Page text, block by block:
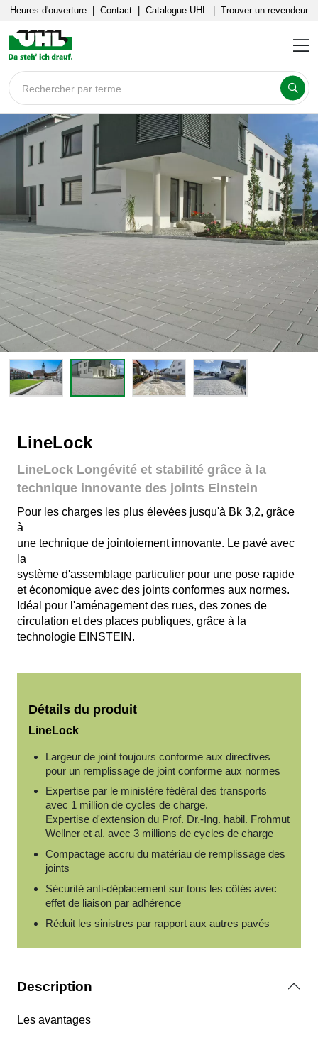
Heures d'ouverture Contact Catalogue UHL Trouver un revendeur
Rechercher par terme
LineLock
LineLock Longévité et stabilité grâce à la
technique innovante des joints Einstein
Pour les charges les plus élevées jusqu'à Bk 3,2, grâce
à
une technique de jointoiement innovante. Le pavé avec
la
système d'assemblage particulier pour une pose rapide
et économique avec des joints conformes aux normes.
Idéal pour l'aménagement des rues, des zones de
circulation et des places publiques, grâce à la
technologie EINSTEIN.
Détails du produit
LineLock
Largeur de joint toujours conforme aux directives
pour un remplissage de joint conforme aux normes
Expertise par le ministère fédéral des transports
avec 1 million de cycles de charge.
Expertise d'extension du Prof. Dr.-Ing. habil. Frohmut
Wellner et al. avec 3 millions de cycles de charge
Compactage accru du matériau de remplissage des
joints
Sécurité anti-déplacement sur tous les côtés avec
effet de liaison par adhérence
Réduit les sinistres par rapport aux autres pavés
Description
Les avantages